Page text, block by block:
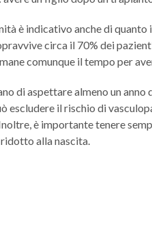
è indicativo anche di
circa il 70% dei
comunque il tempo per
di aspettare almeno un
escludere il rischio di
è importante tenere
alla nascita.